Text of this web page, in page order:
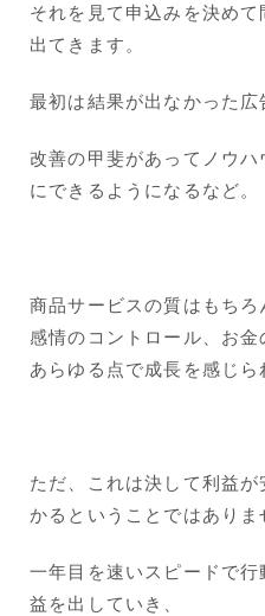
それを見て申込みを決め
出てきます。
最初は結果が出なかった広
改善の甲斐があってノウ
にできるようになるなど。
商品サービスの質はもちろ
感情のコントロール、お金
あらゆる点で成長を感じら
ただ、これは決して利益
かるということではありま
一年目を速いスピードで
益を出していき、